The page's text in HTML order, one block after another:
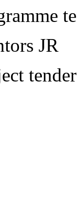
JR
tender